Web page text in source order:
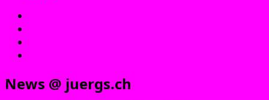
News @ juergs.ch